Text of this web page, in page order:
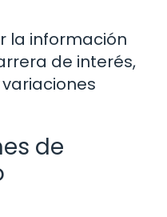
la información
de interés,
de